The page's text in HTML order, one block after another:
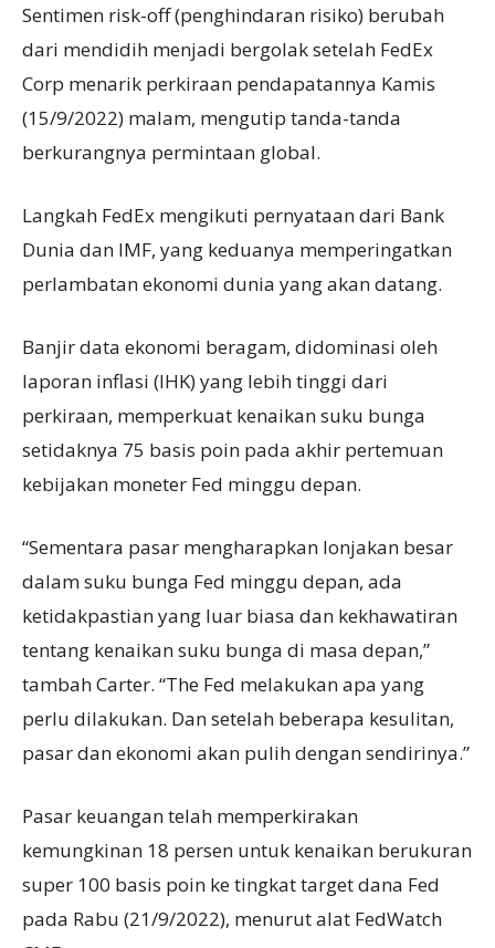
Sentimen risk-off (penghindaran risiko) berubah
dari mendidih menjadi bergolak setelah FedEx
Corp menarik perkiraan pendapatannya Kamis
(15/9/2022) malam, mengutip tanda-tanda
berkurangnya permintaan global.
Langkah FedEx mengikuti pernyataan dari Bank
Dunia dan IMF, yang keduanya memperingatkan
perlambatan ekonomi dunia yang akan datang.
Banjir data ekonomi beragam, didominasi oleh
laporan inflasi (IHK) yang lebih tinggi dari
perkiraan, memperkuat kenaikan suku bunga
setidaknya 75 basis poin pada akhir pertemuan
kebijakan moneter Fed minggu depan.
“Sementara pasar mengharapkan lonjakan besar
dalam suku bunga Fed minggu depan, ada
ketidakpastian yang luar biasa dan kekhawatiran
tentang kenaikan suku bunga di masa depan,”
tambah Carter. “The Fed melakukan apa yang
perlu dilakukan. Dan setelah beberapa kesulitan,
pasar dan ekonomi akan pulih dengan sendirinya.”
Pasar keuangan telah memperkirakan
kemungkinan 18 persen untuk kenaikan berukuran
super 100 basis poin ke tingkat target dana Fed
pada Rabu (21/9/2022), menurut alat FedWatch